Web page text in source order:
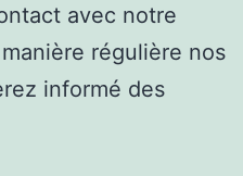
avec notre
régulière nos
informé des